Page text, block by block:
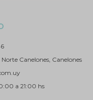
Canelones, Canelones
a 21:00 hs